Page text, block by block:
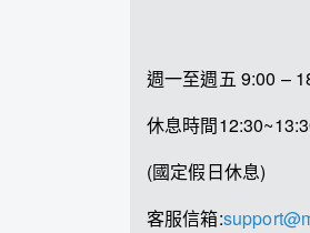
週一至週五 9:00 –
休息時間
(國定假日休息)
客服信箱: